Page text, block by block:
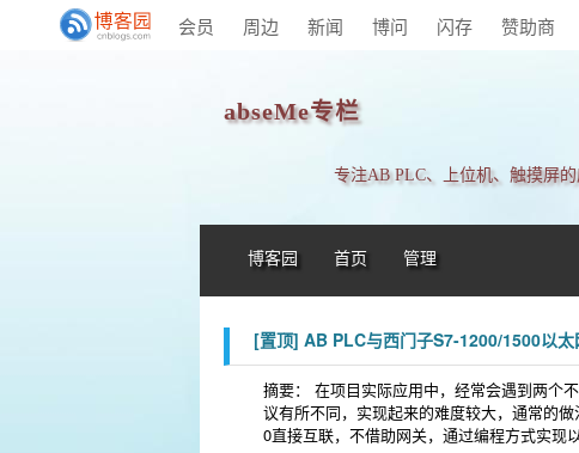
会员 周边 新闻 博问 闪存 赞助商
abseMe专栏
专注AB PLC、上位机、触摸屏
博客园 首页 管理
[置顶] AB PLC与西门子S7-1200/1500以太
摘要： 在项目实际应用中，经常会遇到两个
议有所不同，实现起来的难度较大，通常的
0直接互联，不借助网关，通过编程方式实现